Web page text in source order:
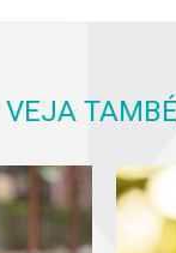
VEJA